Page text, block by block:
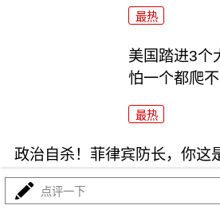
最热
美国踏进3个
怕一个都爬
最热
政治自杀！菲律宾防长，你这
点评一下